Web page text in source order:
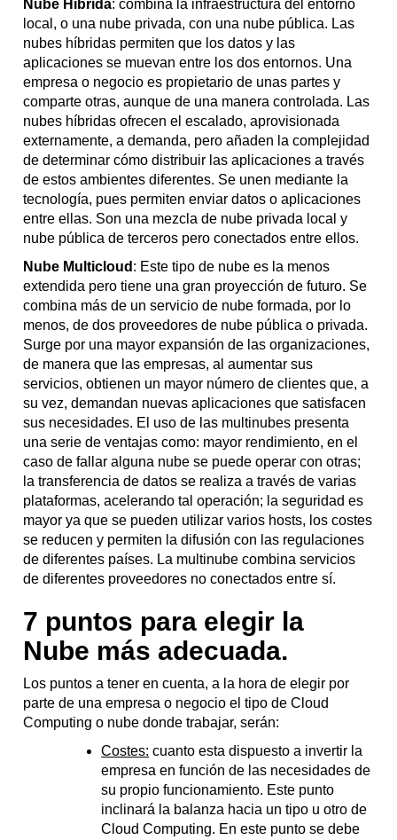
Nube Híbrida: combina la infraestructura del entorno
local, o una nube privada, con una nube pública. Las
nubes híbridas permiten que los datos y las
aplicaciones se muevan entre los dos entornos. Una
empresa o negocio es propietario de unas partes y
comparte otras, aunque de una manera controlada. Las
nubes híbridas ofrecen el escalado, aprovisionada
externamente, a demanda, pero añaden la complejidad
de determinar cómo distribuir las aplicaciones a través
de estos ambientes diferentes. Se unen mediante la
tecnología, pues permiten enviar datos o aplicaciones
entre ellas. Son una mezcla de nube privada local y
nube pública de terceros pero conectados entre ellos.
Nube Multicloud : Este tipo de nube es la menos
extendida pero tiene una gran proyección de futuro. Se
combina más de un servicio de nube formada, por lo
menos, de dos proveedores de nube pública o privada.
Surge por una mayor expansión de las organizaciones,
de manera que las empresas, al aumentar sus
servicios, obtienen un mayor número de clientes que, a
su vez, demandan nuevas aplicaciones que satisfacen
sus necesidades. El uso de las multinubes presenta
una serie de ventajas como: mayor rendimiento, en el
caso de fallar alguna nube se puede operar con otras;
la transferencia de datos se realiza a través de varias
plataformas, acelerando tal operación; la seguridad es
mayor ya que se pueden utilizar varios hosts, los costes
se reducen y permiten la difusión con las regulaciones
de diferentes países. La multinube combina servicios
de diferentes proveedores no conectados entre sí.
7 puntos para elegir la
Nube más adecuada.
Los puntos a tener en cuenta, a la hora de elegir por
parte de una empresa o negocio el tipo de Cloud
Computing o nube donde trabajar, serán:
Costes: cuanto esta dispuesto a invertir la
empresa en función de las necesidades de
su propio funcionamiento. Este punto
inclinará la balanza hacia un tipo u otro de
Cloud Computing. En este punto se debe